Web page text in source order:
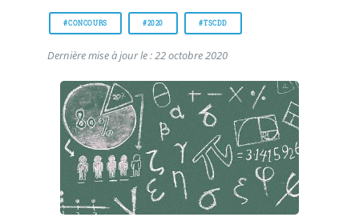
#CONCOURS #2020 #TSCDD
Dernière mise à jour le : 22 octobre 2020